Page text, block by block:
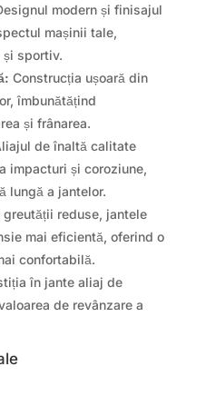
modern și finisajul
mașinii tale,
sportiv.
Construcția ușoară din
îmbunătățind
și frânarea.
de înaltă calitate
impacturi și coroziune,
lungă a jantelor.
greutății reduse, jantele
mai eficientă, oferind o
confortabilă.
în jante aliaj de
de revânzare a